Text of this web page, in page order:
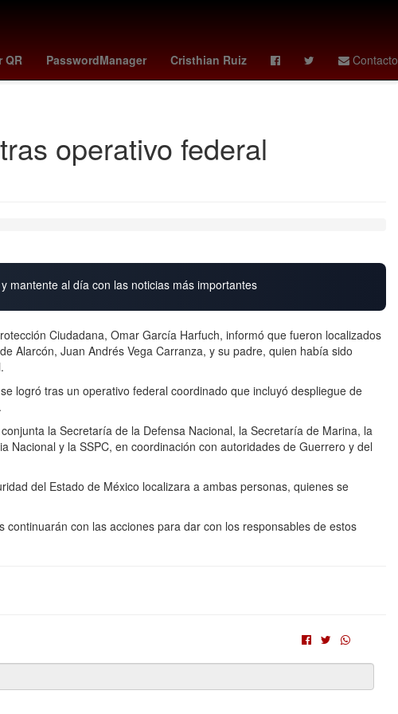
QR PasswordManager Cristhian Ruiz Contacto
Nominación Grandes Ligas de Béisbol
Juegos Olímpicos
operativo federal
mantente al día con las noticias más importantes
Ciudadana, Omar García Harfuch, informó que fueron localizados
Alarcón, Juan Andrés Vega Carranza, y su padre, quien había sido
logró tras un operativo federal coordinado que incluyó despliegue de
la Secretaría de la Defensa Nacional, la Secretaría de Marina, la
Nacional y la SSPC, en coordinación con autoridades de Guerrero y del
del Estado de México localizara a ambas personas, quienes se
continuarán con las acciones para dar con los responsables de estos